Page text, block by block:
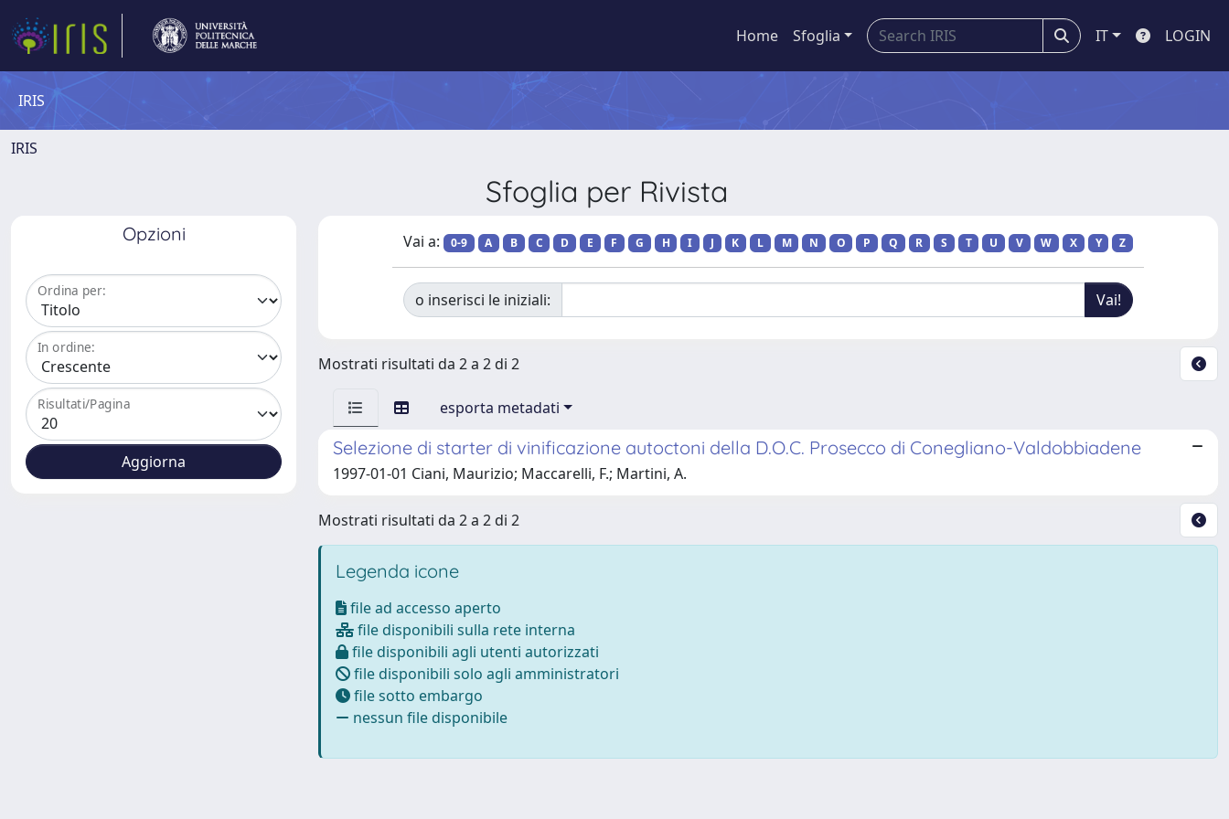
Home Sfoglia IT LOGIN
IRIS
IRIS
Sfoglia per Rivista
Opzioni
Ordina per:
In ordine:
Risultati/Pagina
Vai a: 0-9 A B C D E F G H I J K L M N O P Q R S T U V W X Y Z
o inserisci le iniziali:
Mostrati risultati da 2 a 2 di 2
esporta metadati
Selezione di starter di vinificazione autoctoni della D.O.C. Prosecco di Conegliano-Valdobbiadene
1997-01-01 Ciani, Maurizio; Maccarelli, F.; Martini, A.
Mostrati risultati da 2 a 2 di 2
Legenda icone
file ad accesso aperto
file disponibili sulla rete interna
file disponibili agli utenti autorizzati
file disponibili solo agli amministratori
file sotto embargo
nessun file disponibile